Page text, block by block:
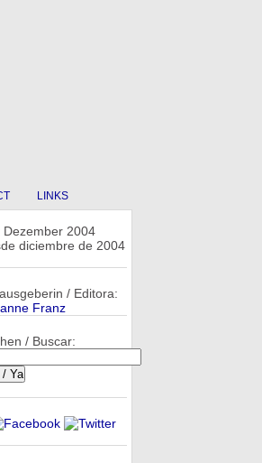
LINKS
Dezember 2004
diciembre de 2004
/ Editora:
Franz
/ Buscar: